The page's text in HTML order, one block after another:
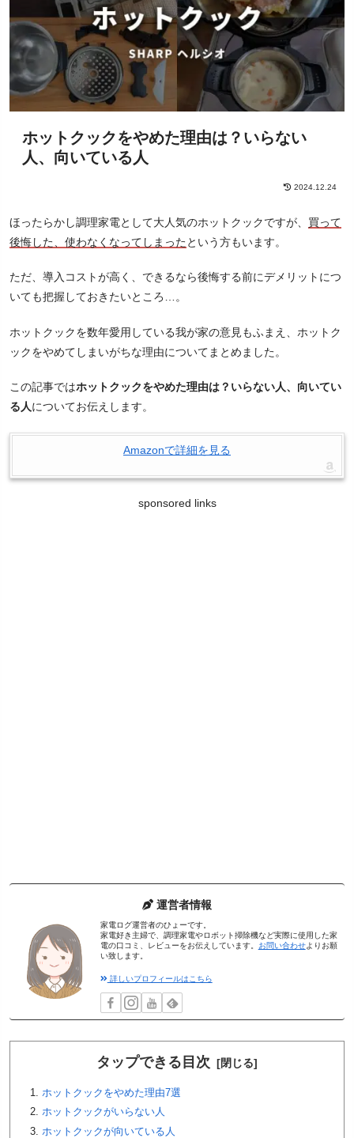
ホットクックをやめた理由は？いらない
人、向いている人
2024.12.24
ほったらかし調理家電として大人気のホットクックですが、 買って
後悔した、使わなくなってしまった という方もいます。
ただ、導入コストが高く、できるなら後悔する前にデメリットにつ
いても把握しておきたいところ…。
ホットクックを数年愛用している我が家の意見もふまえ、ホットク
ックをやめてしまいがちな理由についてまとめました。
この記事ではホットクックをやめた理由は？いらない人、向いてい
る人についてお伝えします。
Amazonで詳細を見る
sponsored links
運営者情報
家電ログ運営者のひょーです。
家電好き主婦で、調理家電やロボット掃除機など実際に使用した家
電の口コミ、レビューをお伝えしています。
お問い合わせよりお願
い致します。
詳しいプロフィールはこちら
タップできる目次
ホットクックをやめた理由7選
ホットクックがいらない人
ホットクックが向いている人